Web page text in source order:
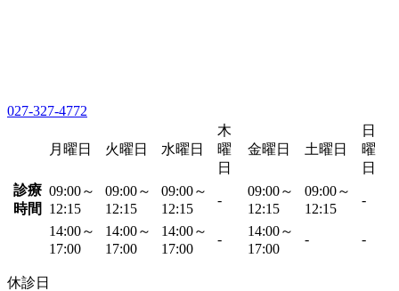
027-327-4772
月曜日 火曜日 水曜日
木
曜
日
金曜日 土曜日
日
曜
日
診療
時間
09:00～
12:15
09:00～
12:15
09:00～
12:15
-
09:00～
12:15
09:00～
12:15
-
14:00～
17:00
14:00～
17:00
14:00～
17:00
-
14:00～
17:00
- -
休診日